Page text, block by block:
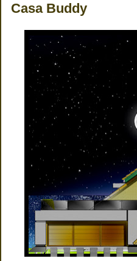
Casa Buddy